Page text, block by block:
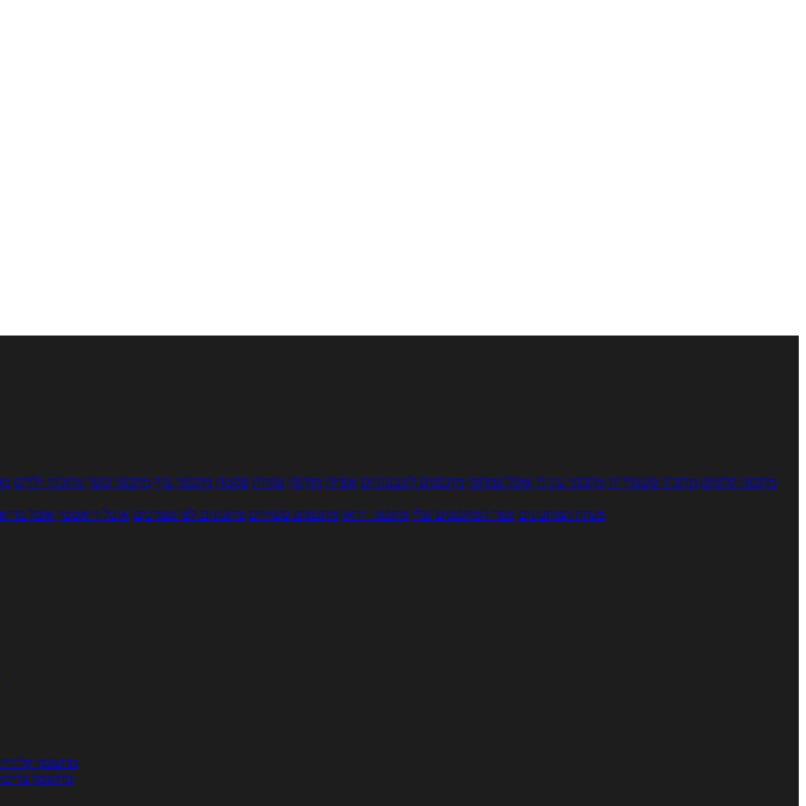
מתכוני סלטים מתכוני פשטידות מתכוני עוגות אוכל צמחוני מתכונים לטבעוניים אפייה מוקפץ עוגיות פסטה מתכוני עוף מתכוני בשר מתכוני ילדים
מנתח המתכונים ספר המתכונים שלי מתכוני וידאו מתכונים עשירים מתכונים לפי מצרכים אוכל דיאטטי אוכל
מחשבון
מחשבון